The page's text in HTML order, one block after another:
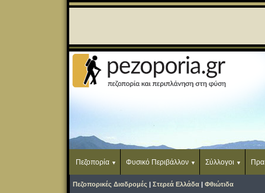
Πεζοπορία Φυσικό Περιβάλλον Σύλλογοι
Πεζοπορικές Διαδρομές | Στερεά Ελλάδα | Φθιώτιδα